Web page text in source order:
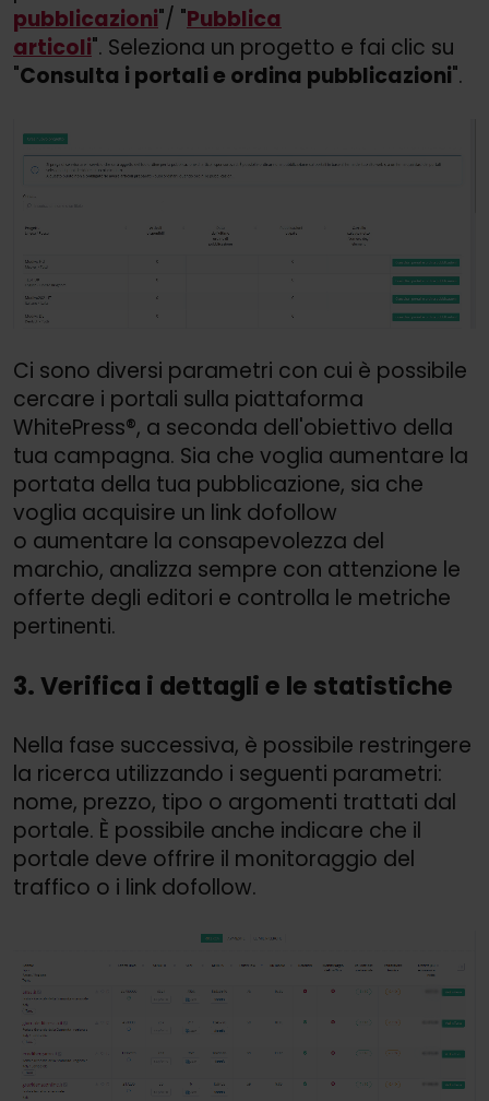
pubblicazioni"/ "Pubblica
articoli". Seleziona un progetto e fai clic su
"Consulta i portali e ordina pubblicazioni".
Ci sono diversi parametri con cui è possibile
cercare i portali sulla piattaforma
WhitePress®, a seconda dell'obiettivo della
tua campagna. Sia che voglia aumentare la
portata della tua pubblicazione, sia che
voglia acquisire un link dofollow
o aumentare la consapevolezza del
marchio, analizza sempre con attenzione le
offerte degli editori e controlla le metriche
pertinenti.
3. Verifica i dettagli e le statistiche
Nella fase successiva, è possibile restringere
la ricerca utilizzando i seguenti parametri:
nome, prezzo, tipo o argomenti trattati dal
portale. È possibile anche indicare che il
portale deve offrire il monitoraggio del
traffico o i link dofollow.